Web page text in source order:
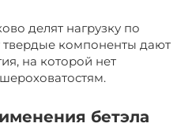
делят нагрузку по
твердые компоненты дают
на которой нет
бетэла